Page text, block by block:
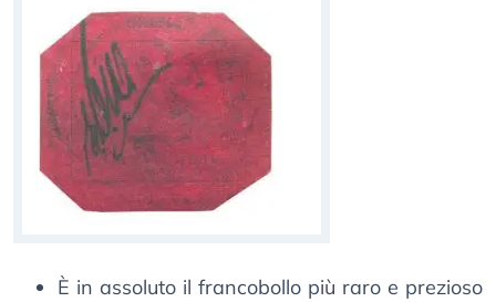
È in assoluto il francobollo più raro e prezioso